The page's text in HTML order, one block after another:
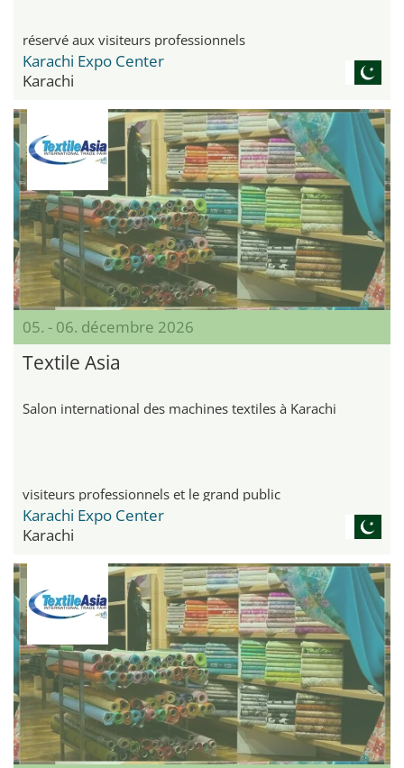
réservé aux visiteurs professionnels
Karachi Expo Center
Karachi
05. - 06. décembre 2026
Textile Asia
Salon international des machines textiles à Karachi
visiteurs professionnels et le grand public
Karachi Expo Center
Karachi